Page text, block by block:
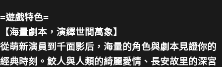
=遊戲特色=
【海量劇本，演繹世間萬象】
從萌新演員到千面影后，海量的角色與劇本見證你的
經典時刻。鮫人與人類的綺麗愛情、長安故里的深宮